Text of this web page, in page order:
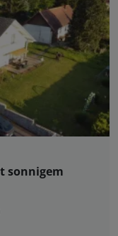
sonnigem
(Lieferanten)